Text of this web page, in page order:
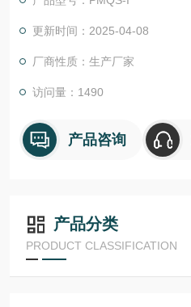
更新时间：2025-04-08
厂商性质：生产厂家
访问量：1490
产品咨询
产品分类
PRODUCT CLASSIFICATION